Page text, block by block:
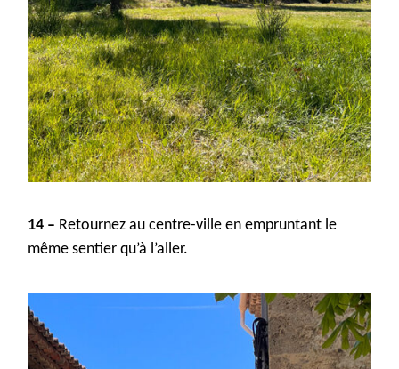
14 – Retournez au centre-ville en empruntant le
même sentier qu’à l’aller.